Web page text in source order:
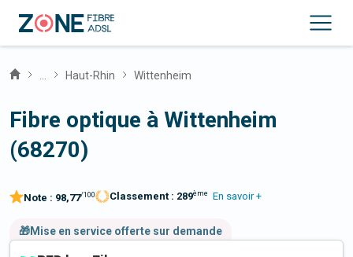
Haut-Rhin Wittenheim
Fibre optique à Wittenheim
(68270)
Note : 98,77/100 Classement : 289ème En savoir +
🎁Mise en service offerte sur demande